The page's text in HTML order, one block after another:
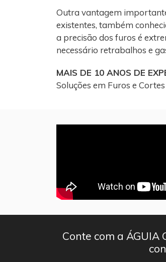
Outra vantagem
existentes, também
a precisão dos furos é
necessário retrabalhos e
MAIS DE 10 ANOS DE
Soluções em Furos e
Conte com a ÁGUIA